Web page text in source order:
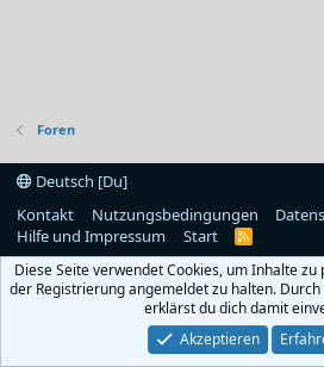
Foren
Deutsch [Du]
Kontakt
Nutzungsbedingungen
Hilfe und Impressum
Start
R
S
Diese Seite verwendet Cookies, um Inhalte
der Registrierung angemeldet zu halten.
erklärst du dich damit
Akzeptieren